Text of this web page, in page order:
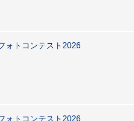
ォトコンテスト2026
ォトコンテスト2026